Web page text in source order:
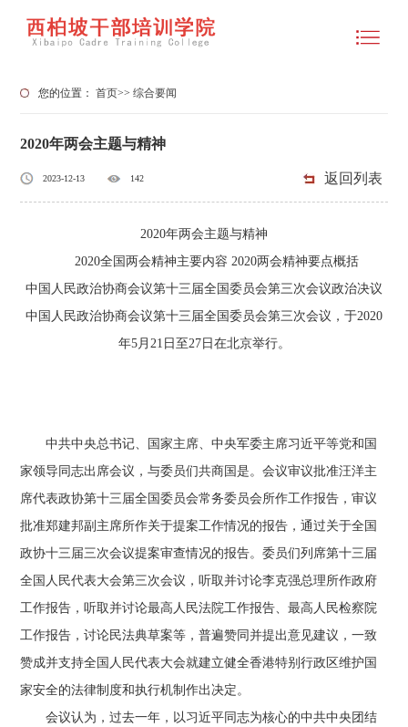
您的位置：首页>>综合要闻
2020年两会主题与精神
2023-12-13 142 返回列表
2020年两会主题与精神
2020全国两会精神主要内容 2020两会精神要点概括
中国人民政治协商会议第十三届全国委员会第三次会议政治决议
中国人民政治协商会议第十三届全国委员会第三次会议，于2020
年5月21日至27日在北京举行。
中共中央总书记、国家主席、中央军委主席习近平等党和国
家领导同志出席会议，与委员们共商国是。会议审议批准汪洋主
席代表政协第十三届全国委员会常务委员会所作工作报告，审议
批准郑建邦副主席所作关于提案工作情况的报告，通过关于全国
政协十三届三次会议提案审查情况的报告。委员们列席第十三届
全国人民代表大会第三次会议，听取并讨论李克强总理所作政府
工作报告，听取并讨论最高人民法院工作报告、最高人民检察院
工作报告，讨论民法典草案等，普遍赞同并提出意见建议，一致
赞成并支持全国人民代表大会就建立健全香港特别行政区维护国
家安全的法律制度和执行机制作出决定。
会议认为，过去一年，以习近平同志为核心的中共中央团结